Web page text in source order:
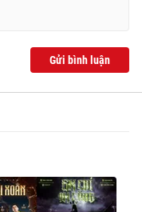
Gửi bình luận